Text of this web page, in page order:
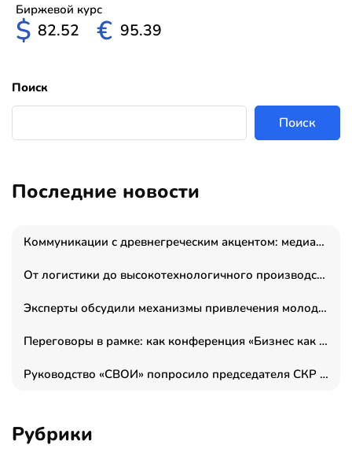
Биржевой курс
$ 82.52 € 95.39
Поиск
Поиск
Последние новости
Коммуникации с древнегреческим акцентом: медиаменеджер и журналист Владимир Дергачев запустил коммуникационное агентство «Сократ 2.0»
От логистики до высокотехнологичного производства: как основатель “гагаринга” выстраивает экосистему безопасности и гражданских БПЛА
Эксперты обсудили механизмы привлечения молодых специалистов в промышленные города
Переговоры в рамке: как конференция «Бизнес как искусство» переформатирует деловой этикет в стенах ТПП РФ
Руководство «СВОИ» попросило председателя СКР дать правовую оценку обысков в тыловом штабе
Рубрики